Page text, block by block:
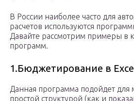
В России наиболее часто для
расчетов используются
Давайте рассмотрим примеры в
программ.
1.Бюджетирование в
Данная программа подойдет для
простой структурой (как и